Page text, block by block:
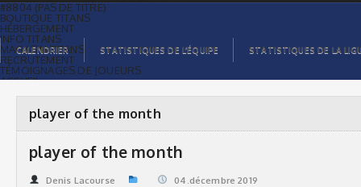
#8804 (PAS DE TITRE)
BOUTIQUE TITANS
HÉBERGEMENT
INFO TITANS
MAGASIN TITANS
RECRUTEMENT
TÉMOIGNAGES DE JOUEURS
ACCUEIL
GALERIE PHOTOS
STATISTIQUES
ORGANISATION
JOUEURS
CALENDRIER
GALERIE VIDÉOS
COMMANDITAIRES
CALENDRIER STATISTIQUES DE L’ÉQUIPE STATISTIQUES DE LA
player of the month
player of the month
Denis Lacourse 04.décembre 2019